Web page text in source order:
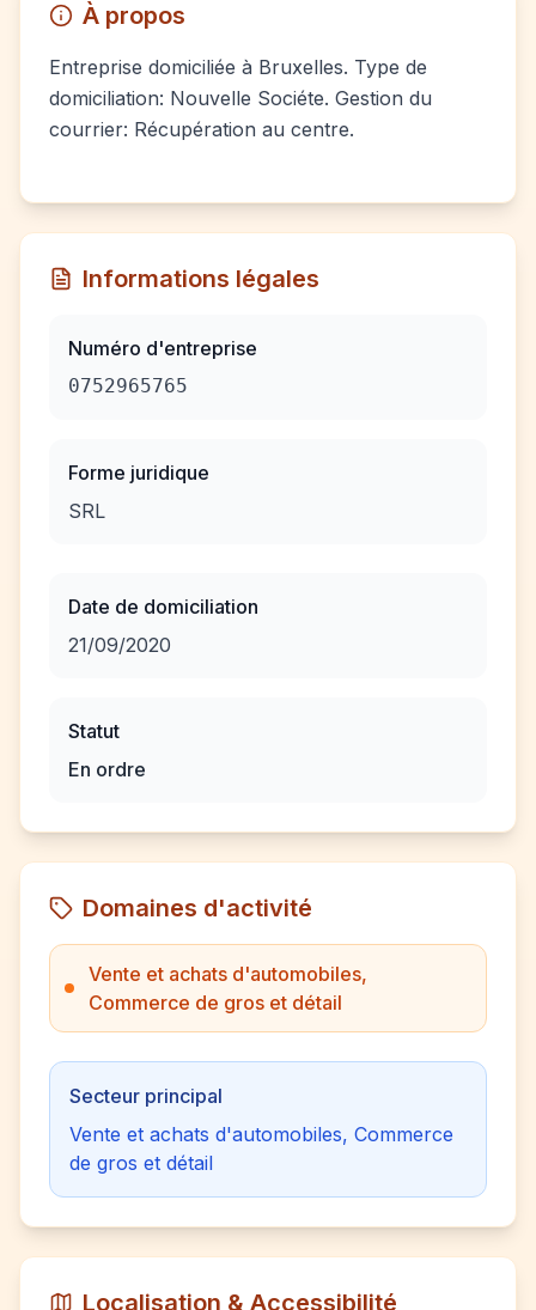
À propos
Entreprise domiciliée à Bruxelles. Type de
domiciliation: Nouvelle Sociéte. Gestion du
courrier: Récupération au centre.
Informations légales
Numéro d'entreprise
0752965765
Forme juridique
SRL
Date de domiciliation
21/09/2020
Statut
En ordre
Domaines d'activité
Vente et achats d'automobiles,
Commerce de gros et détail
Secteur principal
Vente et achats d'automobiles, Commerce
de gros et détail
Localisation & Accessibilité